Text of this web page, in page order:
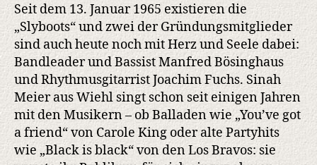
Seit dem 13. Januar 1965 existieren die
„Slyboots“ und zwei der Gründungsmitglieder
sind auch heute noch mit Herz und Seele dabei:
Bandleader und Bassist Manfred Bösinghaus
und Rhythmusgitarrist Joachim Fuchs. Sinah
Meier aus Wiehl singt schon seit einigen Jahren
mit den Musikern – ob Balladen wie „You’ve got
a friend“ von Carole King oder alte Partyhits
wie „Black is black“ von den Los Bravos: sie